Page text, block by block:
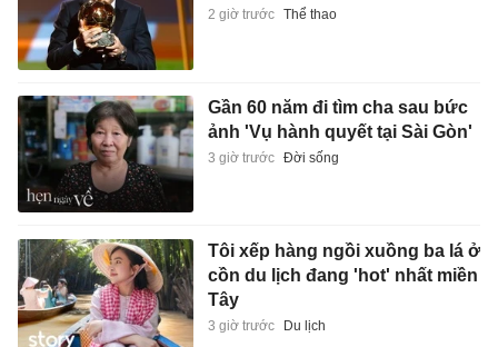
2 giờ trước Thể thao
Gần 60 năm đi tìm cha sau bức
ảnh 'Vụ hành quyết tại Sài Gòn'
3 giờ trước Đời sống
Tôi xếp hàng ngồi xuồng ba lá ở
cồn du lịch đang 'hot' nhất miền
Tây
3 giờ trước Du lịch